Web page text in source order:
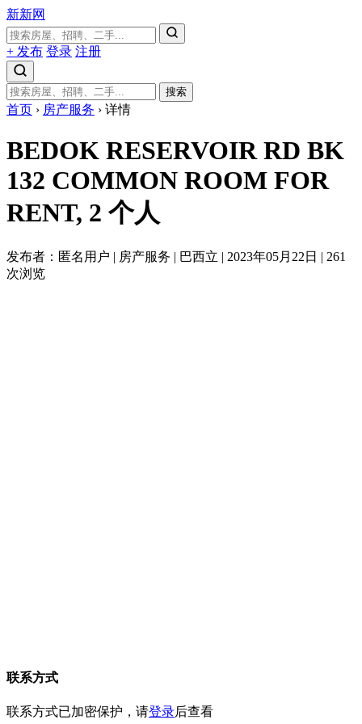
新新网
+ 发布 登录 注册
搜索
首页 › 房产服务 › 详情
BEDOK RESERVOIR RD BK
132 COMMON ROOM FOR
RENT, 2 个人
发布者：匿名用户 | 房产服务 | 巴西立 | 2023年05月22日 | 261
次浏览
联系方式
联系方式已加密保护，请登录后查看